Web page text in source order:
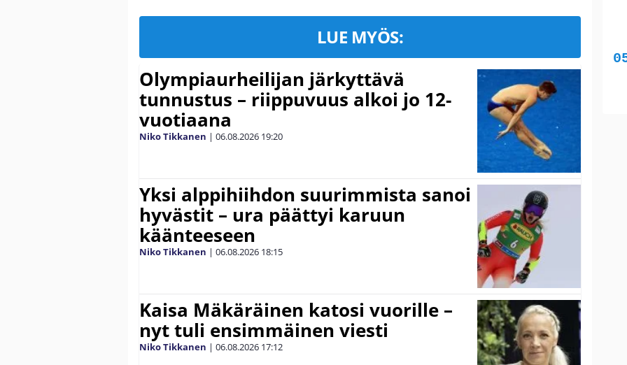
LUE MYÖS:
Olympiaurheilijan järkyttävä
tunnustus – riippuvuus alkoi jo 12-
vuotiaana
Niko Tikkanen | 06.08.2026 19:20
Yksi alppihiihdon suurimmista sanoi
hyvästit – ura päättyi karuun
käänteeseen
Niko Tikkanen | 06.08.2026 18:15
Kaisa Mäkäräinen katosi vuorille –
nyt tuli ensimmäinen viesti
Niko Tikkanen | 06.08.2026 17:12